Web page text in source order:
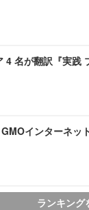
4 名が翻訳『実
インターネッ
ランキング